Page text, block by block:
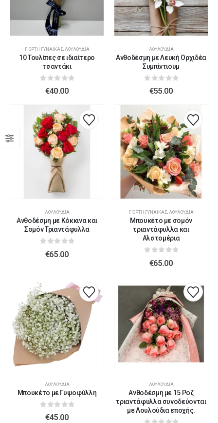
ΓΙΟΡΤΉ ΓΥΝΑΊΚΑΣ ΛΟΥΛΟΎΔΙΑ
10 Τουλίπες σε ιδιαίτερο
τσαντάκι
out of 5
€40.00
ΛΟΥΛΟΎΔΙΑ
Ανθοδέσμη με Λευκή Ορχιδέα
Συμπίντιουμ
out of 5
€55.00
ΛΟΥΛΟΎΔΙΑ
Ανθοδέσμη με Κόκκινα και
Σομόν Τριαντάφυλλα
€65.00
ΓΙΟΡΤΉ ΓΥΝΑΊΚΑΣ,ΛΟΥΛΟΎΔΙΑ
Μπουκέτο με σομόν
τριαντάφυλλα και
Αλστομέρια
€65.00
ΛΟΥΛΟΎΔΙΑ
Μπουκέτο με Γυψοφύλλη
out of 5
€45.00
ΛΟΥΛΟΎΔΙΑ
Ανθοδέσμη με 15 Ροζ
τριαντάφυλλα συνοδεύονται
με Λουλούδια εποχής.